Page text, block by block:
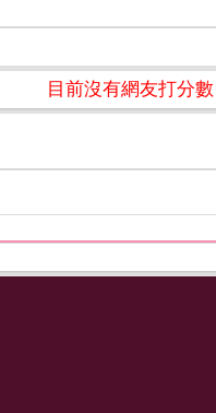
目前沒有網友打分數